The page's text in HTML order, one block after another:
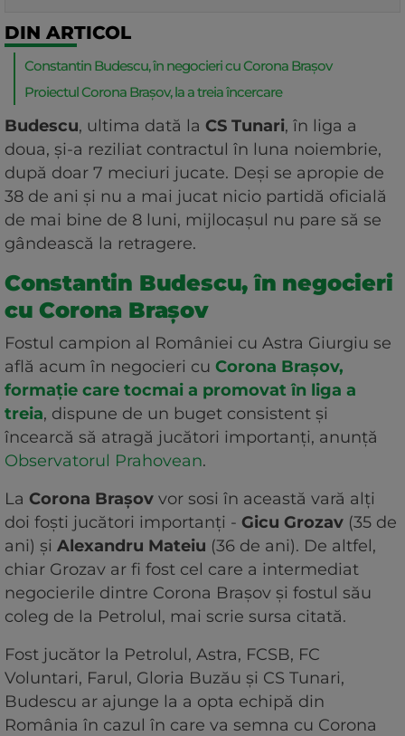
DIN ARTICOL
Constantin Budescu, în negocieri cu Corona Brașov
Proiectul Corona Brașov, la a treia încercare
Budescu, ultima dată la CS Tunari, în liga a
doua, și-a reziliat contractul în luna noiembrie,
după doar 7 meciuri jucate. Deși se apropie de
38 de ani și nu a mai jucat nicio partidă oficială
de mai bine de 8 luni, mijlocașul nu pare să se
gândească la retragere.
Constantin Budescu, în negocieri
cu Corona Brașov
Fostul campion al României cu Astra Giurgiu se
află acum în negocieri cu Corona Brașov,
formație care tocmai a promovat în liga a
treia, dispune de un buget consistent și
încearcă să atragă jucători importanți, anunță
Observatorul Prahovean.
La Corona Brașov vor sosi în această vară alți
doi foști jucători importanți - Gicu Grozav (35 de
ani) și Alexandru Mateiu (36 de ani). De altfel,
chiar Grozav ar fi fost cel care a intermediat
negocierile dintre Corona Brașov și fostul său
coleg de la Petrolul, mai scrie sursa citată.
Fost jucător la Petrolul, Astra, FCSB, FC
Voluntari, Farul, Gloria Buzău și CS Tunari,
Budescu ar ajunge la a opta echipă din
România în cazul în care va semna cu Corona